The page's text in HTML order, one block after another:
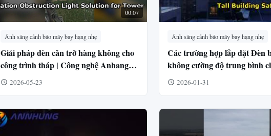
00:07
Ánh sáng cảnh báo máy bay hạng nhẹ
Giải pháp đèn cản trở hàng không cho
công trình tháp | Công nghệ Anhang
Thâm Quyến
2026-05-23
Ánh sáng cảnh báo máy bay hạng nhẹ
Các trường hợp lắp đặt Đèn
không cường độ trung bình
nhà cao tầng
2026-01-31